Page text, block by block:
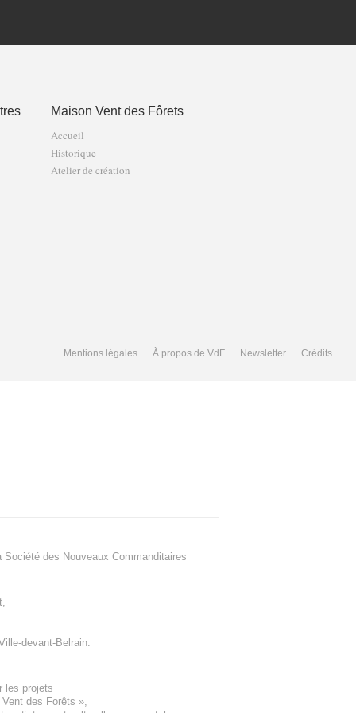
Maison Vent des Fôrets
Accueil
Historique
Atelier de création
Mentions légales À propos de VdF Newsletter Crédits
Société des Nouveaux Commanditaires
,
devant-Belrain.
les projets
des Forêts »,